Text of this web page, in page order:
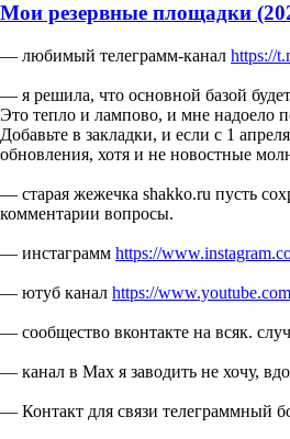
Мои резервные площадки
— любимый телеграмм-канал https://
— я решила, что основной базой
Это тепло и лампово, и мне надоело
Добавьте в закладки, и если с 1
обновления, хотя и не новостные
— старая жежечка shakko.ru пусть
комментарии вопросы.
— инстаграмм https://
— ютуб канал https://
— сообщество вконтакте на всяк.
— канал в Мах я заводить не хочу,
— Контакт для связи телеграммный